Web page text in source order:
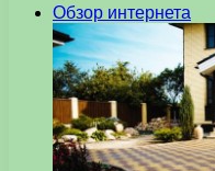
Обзор интернета